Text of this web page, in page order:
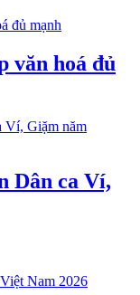
văn hoá đủ
Dân ca Ví,